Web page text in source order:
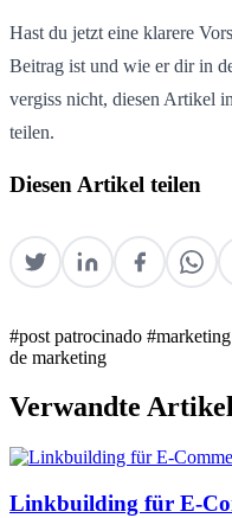
Hast du jetzt eine klarere
Beitrag ist und wie er dir in
vergiss nicht, diesen Artikel
teilen.
Diesen Artikel teilen
#post patrocinado
de marketing
Verwandte
Linkbuilding für E-